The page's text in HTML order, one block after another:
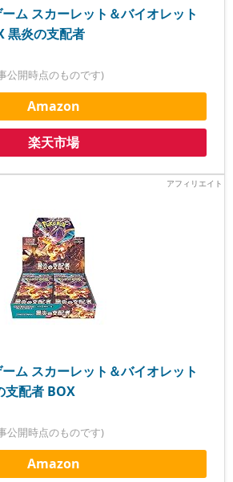
ム スカーレット＆バイオレット
黒炎の支配者
公開時点のものです)
Amazon
楽天市場
ム スカーレット＆バイオレット
支配者 BOX
公開時点のものです)
Amazon